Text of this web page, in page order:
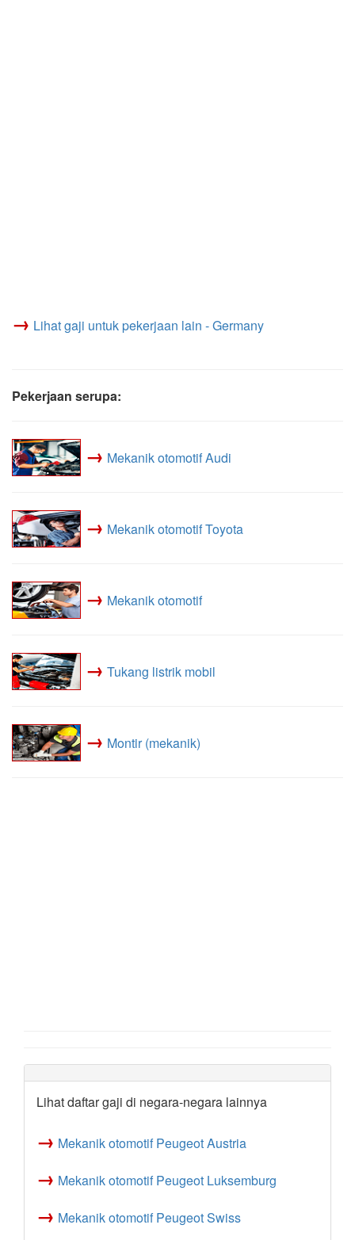
→ Lihat gaji untuk pekerjaan lain - Germany
Pekerjaan serupa:
→ Mekanik otomotif Audi
→ Mekanik otomotif Toyota
→ Mekanik otomotif
→ Tukang listrik mobil
→ Montir (mekanik)
Lihat daftar gaji di negara-negara lainnya
→ Mekanik otomotif Peugeot Austria
→ Mekanik otomotif Peugeot Luksemburg
→ Mekanik otomotif Peugeot Swiss